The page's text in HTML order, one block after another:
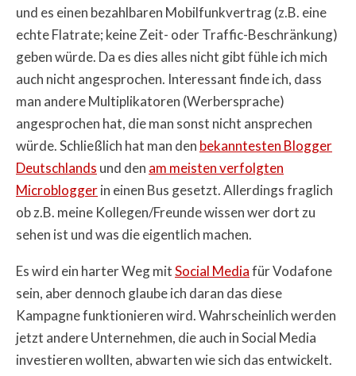
und es einen bezahlbaren Mobilfunkvertrag (z.B. eine
echte Flatrate; keine Zeit- oder Traffic-Beschränkung)
geben würde. Da es dies alles nicht gibt fühle ich mich
auch nicht angesprochen. Interessant finde ich, dass
man andere Multiplikatoren (Werbersprache)
angesprochen hat, die man sonst nicht ansprechen
würde. Schließlich hat man den bekanntesten Blogger
Deutschlands und den am meisten verfolgten
Microbloggerin einen Bus gesetzt. Allerdings fraglich
ob z.B. meine Kollegen/Freunde wissen wer dort zu
sehen ist und was die eigentlich machen.
Es wird ein harter Weg mitSocial Mediafür Vodafone
sein, aber dennoch glaube ich daran das diese
Kampagne funktionieren wird. Wahrscheinlich werden
jetzt andere Unternehmen, die auch in Social Media
investieren wollten, abwarten wie sich das entwickelt.